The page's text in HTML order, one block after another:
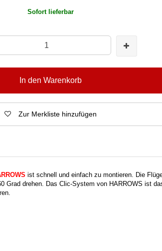
Sofort lieferbar
In den Warenkorb
Zur Merkliste hinzufügen
ist schnell und einfach zu montieren. Die
Grad drehen. Das Clic-System von HARROWS ist